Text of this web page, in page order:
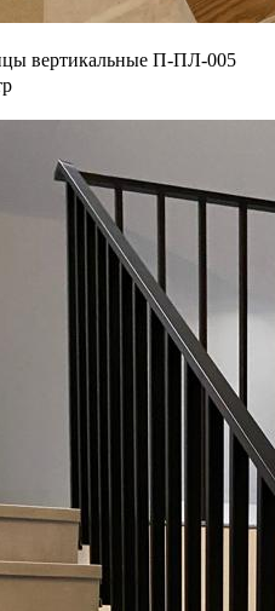
вертикальные П-ПЛ-005